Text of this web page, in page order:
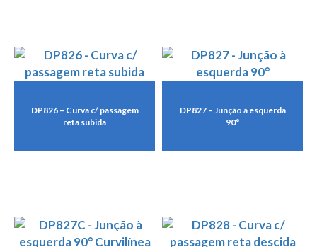
DP826 – Curva c/ passagem
reta subida
DP827 – Junção à esquerda
90°